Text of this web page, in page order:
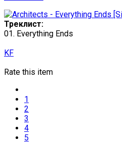
Треклист:
01. Everything Ends
KF
Rate this item
1
2
3
4
5